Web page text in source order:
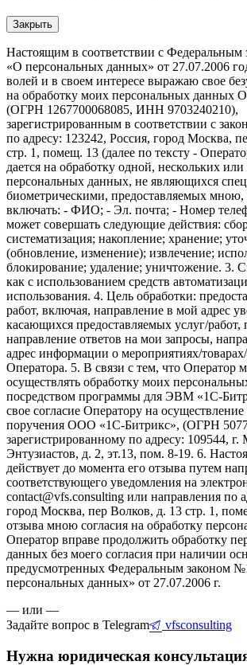
Закрыть
Настоящим в соответствии с
«О персональных данных» от 27.07.2006
волей и в своем интересе выражаю свое
на обработку моих персональных
(ОГРН 1267700068085, ИНН 9703240210),
зарегистрированным в соответствии с
по адресу: 123242, Россия, город Москва,
стр. 1, помещ. 13 (далее по тексту -
дается на обработку одной, нескольких или
персональных данных, не являющихся
биометрическими, предоставляемых мною,
включать: - ФИО; - Эл. почта; - Номер
может совершать следующие действия:
систематизация; накопление; хранение;
(обновление, изменение); извлечение;
блокирование; удаление; уничтожение. 3.
как с использованием средств
использования. 4. Цель обработки:
работ, включая, направление в мой адрес
касающихся предоставляемых услуг/работ,
направление ответов на мои запросы,
адрес информации о мероприятиях/
Оператора. 5. В связи с тем, что Оператор
осуществлять обработку моих
посредством программы для ЭВМ «1С-
свое согласие Оператору на
поручения ООО «1С-Битрикс», (ОГРН
зарегистрированному по адресу: 109544, г.
Энтузиастов, д. 2, эт.13, пом. 8-19. 6.
действует до момента его отзыва путем
соответствующего уведомления на
contact@vfs.consulting или направления по
город Москва, пер Волков, д. 13 стр. 1,
отзыва мною согласия на обработку
Оператор вправе продолжить обработку
данных без моего согласия при наличии
предусмотренных Федеральным законом
персональных данных» от 27.07.2006 г.
— или —
Задайте вопрос в Telegram
vfsconsulting
Нужна юридическая